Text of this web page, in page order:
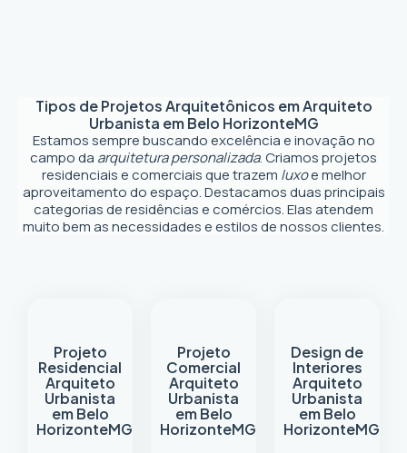
Tipos de Projetos Arquitetônicos emArquiteto
Urbanista em Belo HorizonteMG
Estamos sempre buscando excelência e inovação no
campo da arquitetura personalizada. Criamos projetos
residenciais e comerciais que trazem luxoe melhor
aproveitamento do espaço. Destacamos duas principais
categorias de residências e comércios. Elas atendem
muito bem as necessidades e estilos de nossos clientes.
Projeto
Residencial
Arquiteto
Urbanista
em Belo
HorizonteMG
Projeto
Comercial
Arquiteto
Urbanista
em Belo
HorizonteMG
Design de
Interiores
Arquiteto
Urbanista
em Belo
HorizonteMG